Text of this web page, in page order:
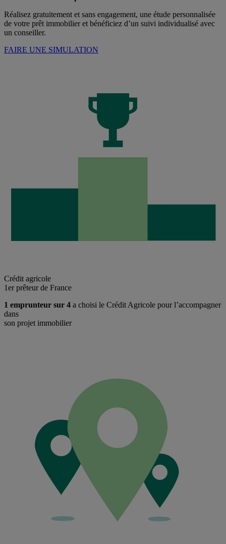
Réalisez gratuitement et sans engagement, une étude personnalisée
de votre prêt immobilier et bénéficiez d’un suivi individualisé avec
un conseiller.
FAIRE UNE SIMULATION
Crédit agricole
1er prêteur de France
1 emprunteur sur 4 a choisi le Crédit Agricole pour l’accompagner
dans
son projet immobilier